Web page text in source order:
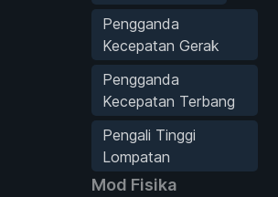
Pengganda
Kecepatan Gerak
Pengganda
Kecepatan Terbang
Pengali Tinggi
Lompatan
Mod Fisika